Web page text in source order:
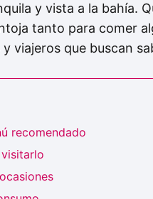
y vista a la bahía.
tanto para comer
viajeros que buscan
recomendado